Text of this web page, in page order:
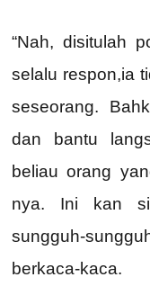
“Nah, disitulah
selalu respon,ia
seseorang.
dan bantu
beliau orang
nya. Ini kan
sungguh-
berkaca-kaca.